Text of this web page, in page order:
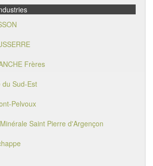
Frères
du Sud-Est
Pelvoux
Saint Pierre d'Argençon